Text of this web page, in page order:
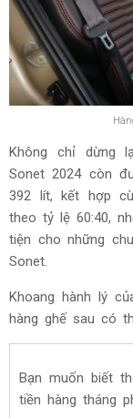
Không chỉ dừng
Sonet 2024 còn
392 lít, kết hợp
theo tỷ lệ 60:40,
tiện cho những
Sonet.
Khoang hành lý
hàng ghế sau có
Bạn muốn biết
tiền hàng tháng